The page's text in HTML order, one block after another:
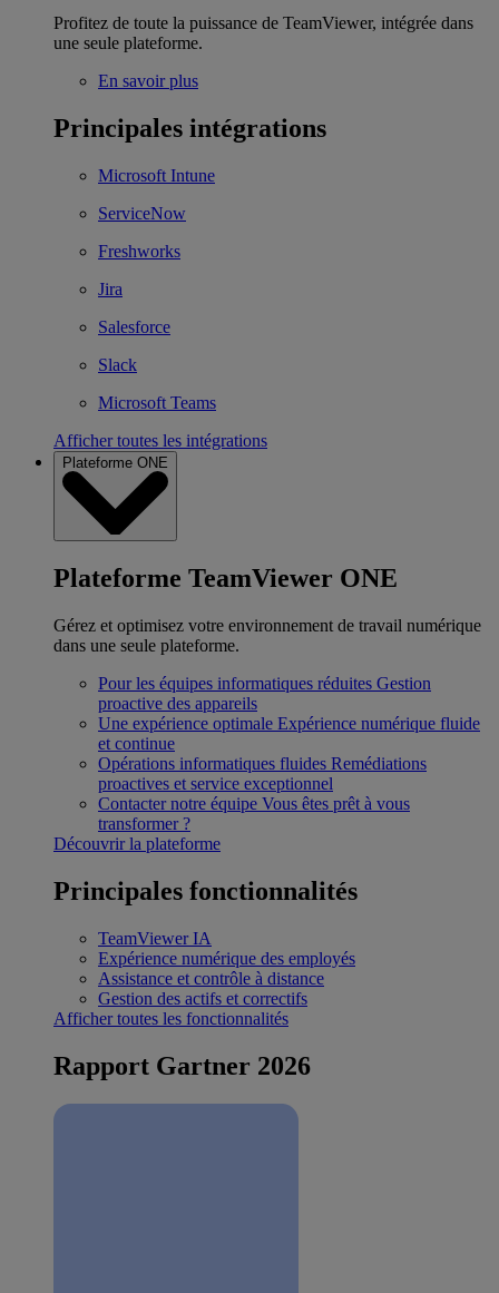
Profitez de toute la puissance de TeamViewer, intégrée dans
une seule plateforme.
En savoir plus
Principales intégrations
Microsoft Intune
ServiceNow
Freshworks
Jira
Salesforce
Slack
Microsoft Teams
Afficher toutes les intégrations
Plateforme ONE
Plateforme TeamViewer ONE
Gérez et optimisez votre environnement de travail numérique
dans une seule plateforme.
Pour les équipes informatiques réduites Gestion
proactive des appareils
Une expérience optimale Expérience numérique fluide
et continue
Opérations informatiques fluides Remédiations
proactives et service exceptionnel
Contacter notre équipe Vous êtes prêt à vous
transformer ?
Découvrir la plateforme
Principales fonctionnalités
TeamViewer IA
Expérience numérique des employés
Assistance et contrôle à distance
Gestion des actifs et correctifs
Afficher toutes les fonctionnalités
Rapport Gartner 2026